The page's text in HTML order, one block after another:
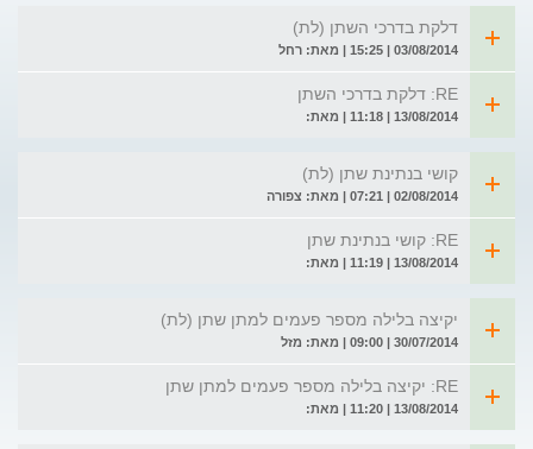
דלקת בדרכי השתן (לת)
03/08/2014 | 15:25 | מאת: רחל
RE: דלקת בדרכי השתן
13/08/2014 | 11:18 | מאת:
קושי בנתינת שתן (לת)
02/08/2014 | 07:21 | מאת: צפורה
RE: קושי בנתינת שתן
13/08/2014 | 11:19 | מאת:
יקיצה בלילה מספר פעמים למתן שתן (לת)
30/07/2014 | 09:00 | מאת: מזל
RE: יקיצה בלילה מספר פעמים למתן שתן
13/08/2014 | 11:20 | מאת: